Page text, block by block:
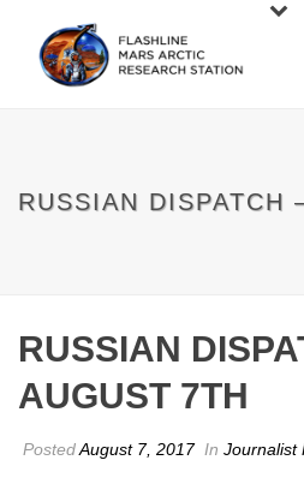
RUSSIAN DISPATCH
RUSSIAN
AUGUST 7TH
PostedAugust 7, 2017 In Journalist